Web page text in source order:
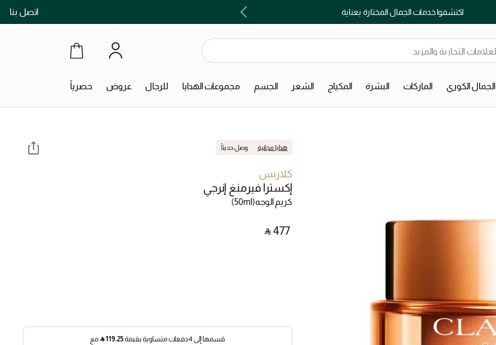
اتصل بنا اكتشفوا خدمات الجمال المختارة بعناية
الجمال الكوري الماركات البشرة المكياج الشعر الجسم مجموعات الهدايا للرجال عروض حصرياً
هدايا مجانية وصل حديثاً
كلارنس
إكسترا فيرمنغ إنرجي
كريم الوجه(50ml)
‎ ⃁ ⁦477⁩ ‎
قسمها إلى 4 دفعات متساوية بقيمة 119.25
⃁ مع